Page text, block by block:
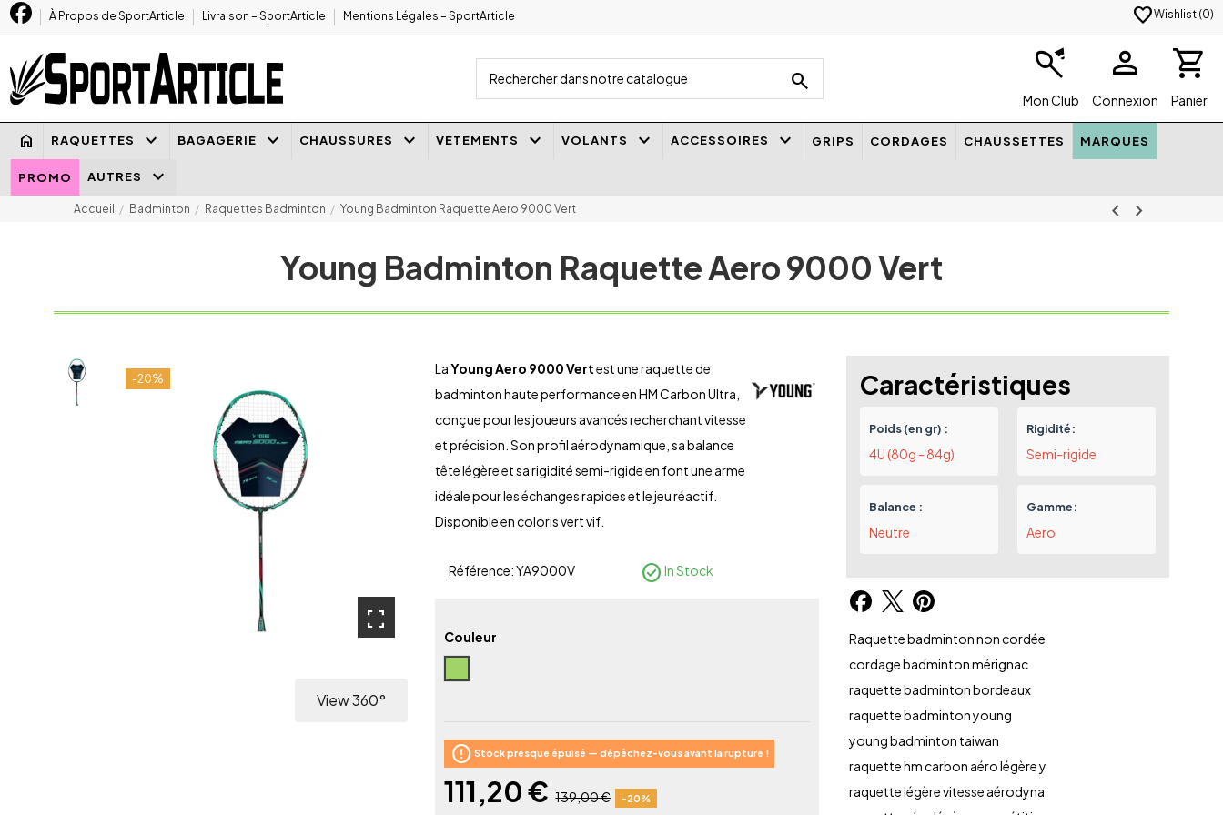
À Propos de SportArticle Livraison – SportArticle Mentions Légales – SportArticle favoriteWishlist (0)
search badminton
Mon Club
person
Connexion
shopping_cart
Panier
home RAQUETTES keyboard_arrow_down BAGAGERIE keyboard_arrow_down CHAUSSURES keyboard_arrow_down VETEMENTS keyboard_arrow_down VOLANTS keyboard_arrow_down ACCESSOIRES keyboard_arrow_down GRIPS CORDAGES CHAUSSETTES MARQUES
PROMO AUTRES keyboard_arrow_down
Accueil Badminton Raquettes Badminton Young Badminton Raquette Aero 9000 Vert chevron_left chevron_right
Young Badminton Raquette Aero 9000 Vert
-20%
fullscreen
View 360°
LaYoung Aero 9000 Vertest une raquette de
badminton haute performance en HM Carbon Ultra,
conçue pour les joueurs avancés recherchant vitesse
et précision. Son profil aérodynamique, sa balance
tête légère et sa rigidité semi-rigide en font une arme
idéale pour les échanges rapides et le jeu réactif.
Disponible en coloris vert vif.
Référence:YA9000V check_circle In Stock
Couleur
error Stock presque épuisé — dépêchez-vous avant la rupture !
111,20 € 139,00 € -20%
Caractéristiques
Poids (en gr) :
4U (80g - 84g)
Rigidité:
Semi-rigide
Balance :
Neutre
Gamme:
Aero
Raquette badminton non cordée
cordage badminton mérignac
raquette badminton bordeaux
raquette badminton young
young badminton taiwan
raquette hm carbon aéro légère y
raquette légère vitesse aérodyna